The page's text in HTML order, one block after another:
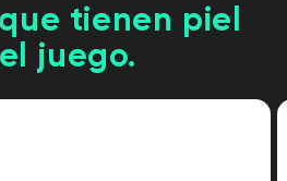
tienen piel
juego.